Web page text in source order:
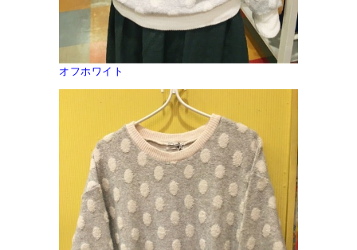
オフホワイト